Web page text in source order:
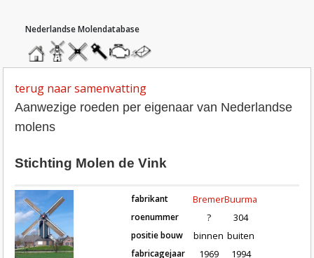
homemolendatabase
roedendatabase
assendatabase
motorendatabase
stuur
een
terug naar samenvatting
Aanwezige roeden per eigenaar van Nederlandse
molens
Stichting Molen de Vink
fabrikant
roenummer
positie bouw
fabricagejaar
Bremer
?
binnen
1969
Buurma
304
buiten
1994